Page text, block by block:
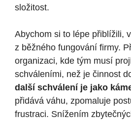
složitost.
Abychom si to lépe přiblížili,
z běžného fungování firmy.
organizaci, kde tým musí
schváleními, než je činnost
další schválení je jako
přidává váhu, zpomaluje
frustraci. Snížením